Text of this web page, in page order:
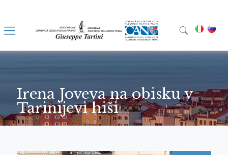
Irena Joveva na obisku v
Tarinijevi hiši